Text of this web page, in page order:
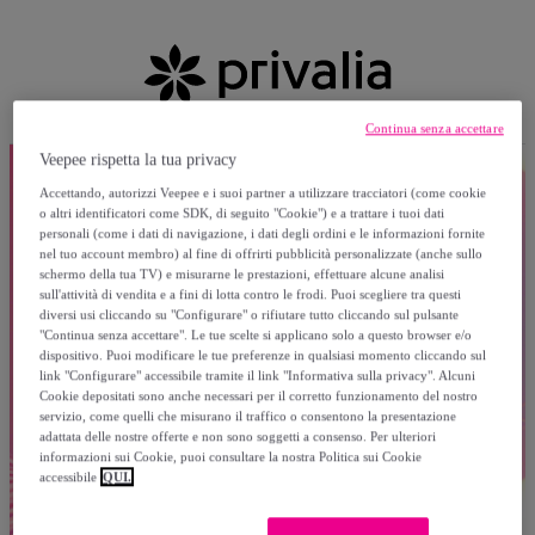
Veepee rispetta la tua privacy
Accettando, autorizzi Veepee e i suoi partner a utilizzare tracciatori (come cookie
o altri identificatori come SDK, di seguito "Cookie") e a trattare i tuoi dati
personali (come i dati di navigazione, i dati degli ordini e le informazioni fornite
nel tuo account membro) al fine di offrirti pubblicità personalizzate (anche sullo
schermo della tua TV) e misurarne le prestazioni, effettuare alcune analisi
sull'attività di vendita e a fini di lotta contro le frodi. Puoi scegliere tra questi
diversi usi cliccando su "Configurare" o rifiutare tutto cliccando sul pulsante
"Continua senza accettare". Le tue scelte si applicano solo a questo browser e/o
dispositivo. Puoi modificare le tue preferenze in qualsiasi momento cliccando sul
link "Configurare" accessibile tramite il link "Informativa sulla privacy". Alcuni
Cookie depositati sono anche necessari per il corretto funzionamento del nostro
servizio, come quelli che misurano il traffico o consentono la presentazione
adattata delle nostre offerte e non sono soggetti a consenso. Per ulteriori
informazioni sui Cookie, puoi consultare la nostra Politica sui Cookie
accessibile QUI.
Continua senza accettare